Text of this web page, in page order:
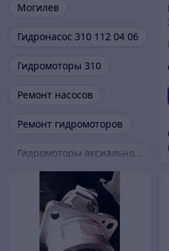
Могилев
Гидронасос 310 112 04 06
Гидромоторы 310
Ремонт насосов
Ремонт гидромоторов
Гидромоторы аксиально-поршневые